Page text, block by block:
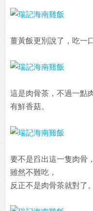
薑黃飯更別說了，吃一
這是肉骨茶，不過一點
有鮮香菇。
要不是舀出這一隻肉骨
雖然不難吃，
反正不是肉骨茶就對了。